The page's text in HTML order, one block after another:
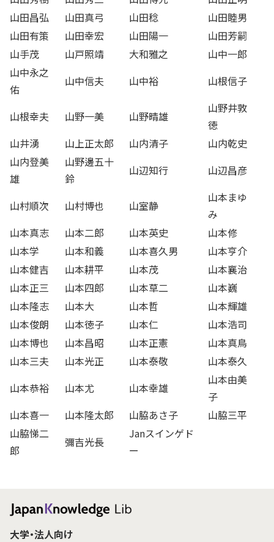
山田昌弘
山田真弓 山田稔
山田睦男
山田有策
山田幸宏 山田陽一
山田芳嗣
山手茂
山戸照靖 大和雅之
山中一郎
山中永之
佑
山中信夫 山中裕 山根信子
山根幸夫 山野一美 山野晴雄
山野井敦
徳
山井湧
山上正太郎 山内清子
山内乾史
山内登美
雄
山野邊五十
鈴
山辺知行 山辺昌彦
山村順次 山村博也 山室静
山本まゆ
み
山本真志
山本二郎 山本英史
山本修
山本学
山本和義 山本喜久男
山本亨介
山本健吉
山本耕平 山本茂
山本襄治
山本正三
山本四郎 山本草二
山本巍
山本隆志
山本大 山本哲
山本輝雄
山本俊朗
山本徳子 山本仁
山本浩司
山本博也
山本昌昭 山本正憲
山本真鳥
山本三夫
山本光正 山本泰敬
山本泰久
山本恭裕
山本尤 山本幸雄
山本由美
子
山本喜一
山本隆太郎 山脇あさ子
山脇三平
山脇悌二
郎
彌吉光長
Janスインゲド
ー
大学・法人向け